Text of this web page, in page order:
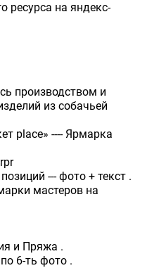
ресурса на яндекс-
производством и
из собачьей
place» ---- Ярмарка
--- фото + текст .
мастеров на
и Пряжа .
6-ть фото .